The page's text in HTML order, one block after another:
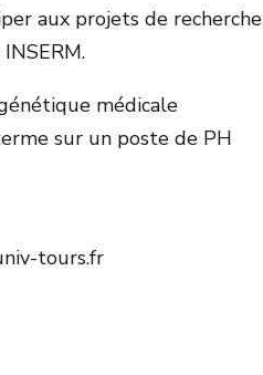
aux projets de
médicale
sur un poste de PH
tours.fr